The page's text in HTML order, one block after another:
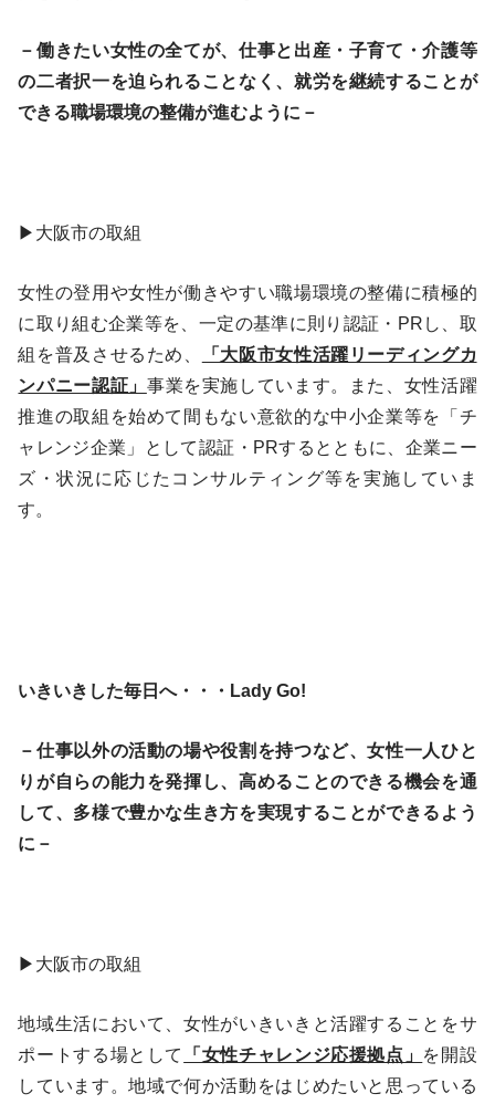
－働きたい女性の全てが、仕事と出産・子育て・介護等
の二者択一を迫られることなく、就労を継続することが
できる職場環境の整備が進むように－
▶大阪市の取組
女性の登用や女性が働きやすい職場環境の整備に積極的
に取り組む企業等を、一定の基準に則り認証・PRし、取
組を普及させるため、
「大阪市女性活躍リーディングカ
ンパニー認証」 事業を実施しています。また、女性活躍
推進の取組を始めて間もない意欲的な中小企業等を「チ
ャレンジ企業」として認証・PRするとともに、企業ニー
ズ・状況に応じたコンサルティング等を実施していま
す。
いきいきした毎日へ・・・Lady Go!
－仕事以外の活動の場や役割を持つなど、女性一人ひと
りが自らの能力を発揮し、高めることのできる機会を通
して、多様で豊かな生き方を実現することができるよう
に－
▶大阪市の取組
地域生活において、女性がいきいきと活躍することをサ
ポートする場として
「女性チャレンジ応援拠点」 を開設
しています。地域で何か活動をはじめたいと思っている